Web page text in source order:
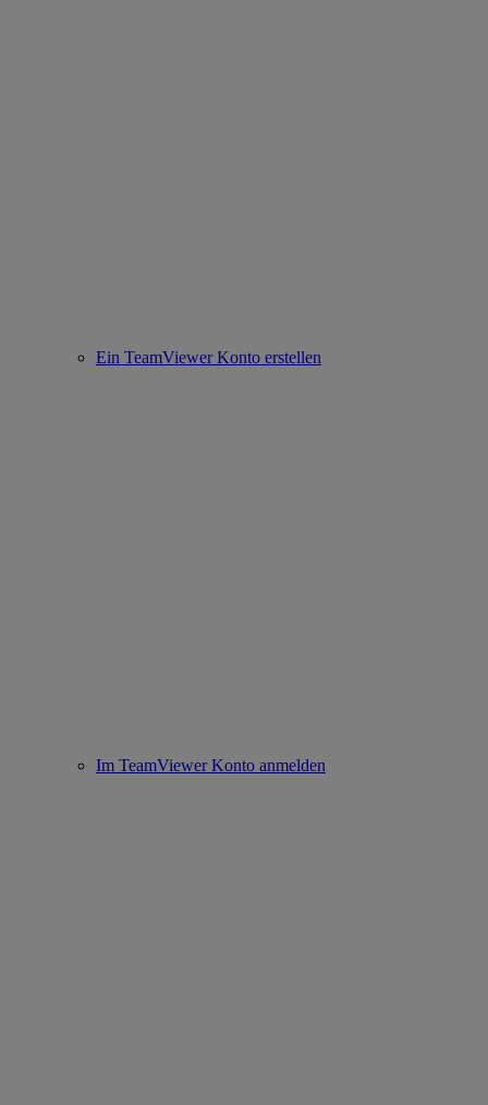
Ein TeamViewer Konto erstellen
Im TeamViewer Konto anmelden